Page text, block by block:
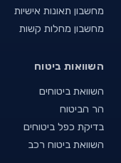
מחשבון תאונות אישיות
מחשבון מחלות קשות
השוואות ביטוח
השוואת ביטוחים
הר הביטוח
בדיקת כפל ביטוחים
השוואת ביטוח רכב